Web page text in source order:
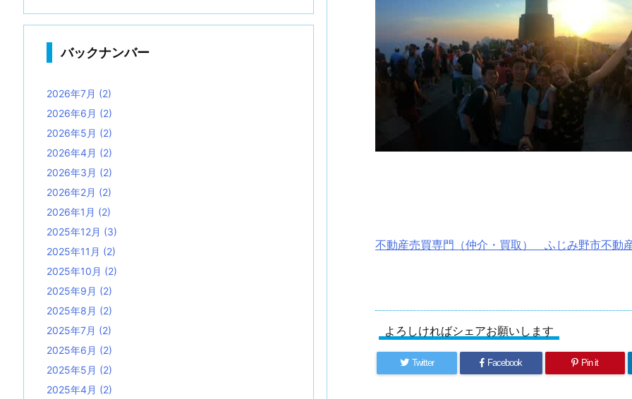
不動産売買専門（仲介・買取） ふじみ野市不動
よろしければシェアお願いします
Twitter Facebook Pin it
バックナンバー
2026年7月 (2)
2026年6月 (2)
2026年5月 (2)
2026年4月 (2)
2026年3月 (2)
2026年2月 (2)
2026年1月 (2)
2025年12月 (3)
2025年11月 (2)
2025年10月 (2)
2025年9月 (2)
2025年8月 (2)
2025年7月 (2)
2025年6月 (2)
2025年5月 (2)
2025年4月 (2)